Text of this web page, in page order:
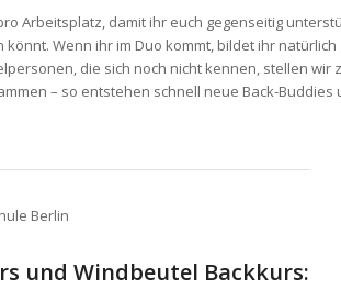
Arbeitsplatz, damit ihr euch gegenseitig
Wenn ihr im Duo kommt, bildet ihr natürlich
die sich noch nicht kennen, stellen wir
– so entstehen schnell neue Back-Buddies
und Windbeutel Backkurs: